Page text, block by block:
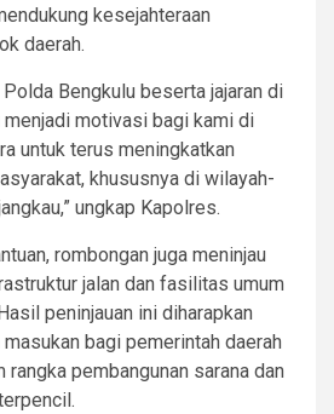
kesejahteraan
daerah.
Bengkulu beserta jajaran di
motivasi bagi kami di
untuk terus meningkatkan
khususnya di wilayah-
ungkap Kapolres.
rombongan juga meninjau
jalan dan fasilitas umum
peninjauan ini diharapkan
bagi pemerintah daerah
rangka pembangunan sarana dan